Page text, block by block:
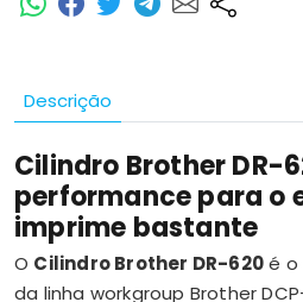
Descrição
Cilindro Brother DR-
performance para o
imprime bastante
O Cilindro Brother DR-620é o
da linha workgroup Brother